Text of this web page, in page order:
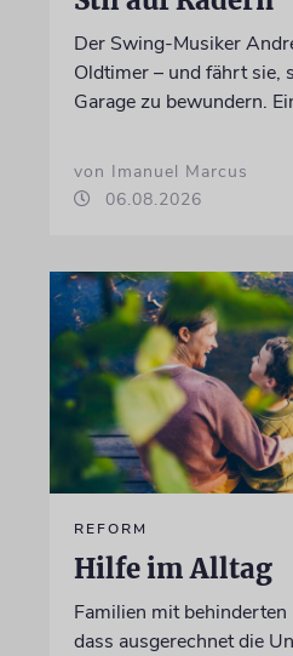
Der Swing-Musiker
Oldtimer – und fährt sie,
Garage zu bewundern.
von Imanuel Marcus
06.08.2026
REFORM
Hilfe im Alltag
Familien mit
dass ausgerechnet die